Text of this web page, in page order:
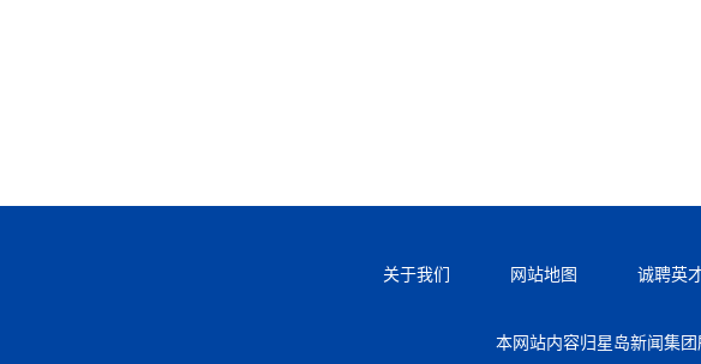
关于我们 网站地图 诚聘英
本网站内容归星岛新闻集